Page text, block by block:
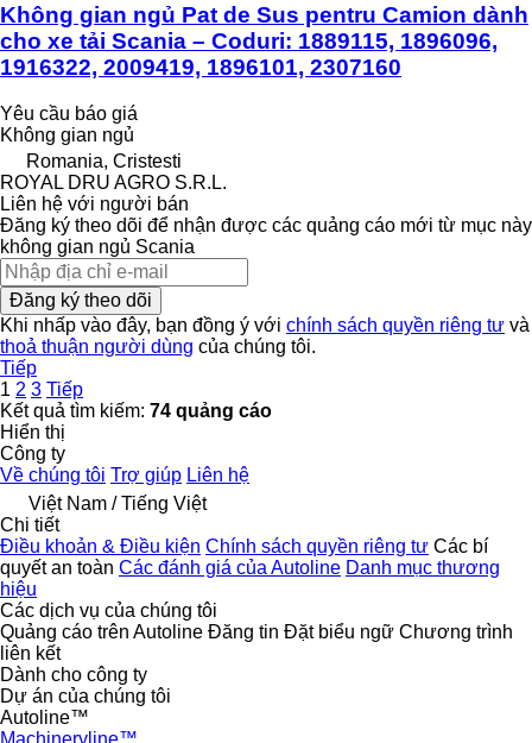
Không gian ngủ Pat de Sus pentru Camion dành
cho xe tải Scania – Coduri: 1889115, 1896096,
1916322, 2009419, 1896101, 2307160
Yêu cầu báo giá
Không gian ngủ
Romania, Cristesti
ROYAL DRU AGRO S.R.L.
Liên hệ với người bán
Đăng ký theo dõi để nhận được các quảng cáo mới từ mục này
không gian ngủ Scania
Đăng ký theo dõi
Khi nhấp vào đây, bạn đồng ý với chính sách quyền riêng tư và
thoả thuận người dùng của chúng tôi.
Tiếp
1 2 3 Tiếp
Kết quả tìm kiếm: 74 quảng cáo
Hiển thị
Công ty
Về chúng tôi Trợ giúp Liên hệ
Việt Nam / Tiếng Việt
Chi tiết
Điều khoản & Điều kiện Chính sách quyền riêng tư Các bí
quyết an toàn Các đánh giá của Autoline Danh mục thương
hiệu
Các dịch vụ của chúng tôi
Quảng cáo trên Autoline Đăng tin Đặt biểu ngữ Chương trình
liên kết
Dành cho công ty
Dự án của chúng tôi
Autoline™
Machineryline™